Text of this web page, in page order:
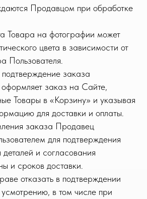
Продавцом при обработке
Товара на фотографии может
цвета в зависимости от
Пользователя.
заказа
оформляет заказ на Сайте,
Товары в «Корзину» и указывая
для доставки и оплаты.
заказа Продавец
для подтверждения
деталей и согласования
и сроков доставки.
отказать в подтверждении
в том числе при